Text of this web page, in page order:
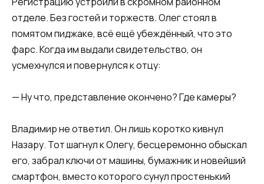
отделе. Без гостей и торжеств. Олег стоял в
помятом пиджаке, всё ещё убеждённый, что это
фарс. Когда им выдали свидетельство, он
усмехнулся и повернулся к отцу:
— Ну что, представление окончено? Где камеры?
Владимир не ответил. Он лишь коротко кивнул
Назару. Тот шагнул к Олегу, бесцеремонно обыскал
его, забрал ключи от машины, бумажник и новейший
смартфон, вместо которого сунул простенький